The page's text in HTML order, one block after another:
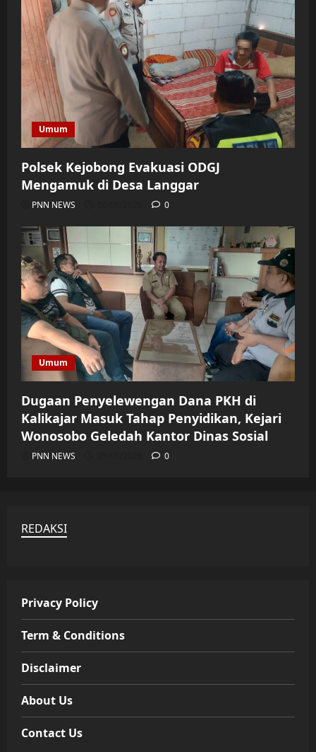
Umum
Polsek Kejobong Evakuasi ODGJ
Mengamuk di Desa Langgar
PNN NEWS 0
Umum
Dugaan Penyelewengan Dana PKH di
Kalikajar Masuk Tahap Penyidikan, Kejari
Wonosobo Geledah Kantor Dinas Sosial
PNN NEWS 0
REDAKSI
Privacy Policy
Term & Conditions
Disclaimer
About Us
Contact Us